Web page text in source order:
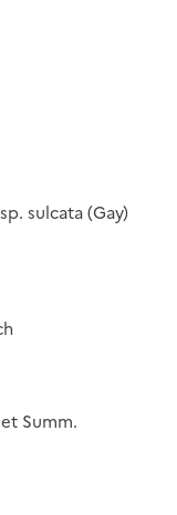
sulcata (Gay)
Summ.